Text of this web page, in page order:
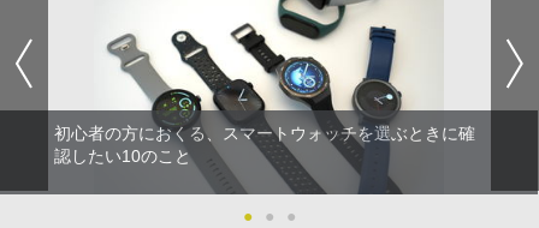
初心者の方におくる、スマートウォッチを選ぶときに確
認したい10のこと
● ● ●